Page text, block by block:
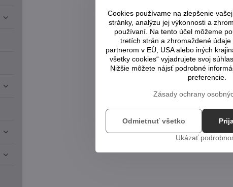
Cookies používame na zlepšenie
stránky, analýzu jej výkonnosti a
používaní. Na tento účel môžeme
tretích strán a zhromaždené
partnerom v EÚ, USA alebo iných
všetky cookies“ vyjadrujete svoj
Nižšie môžete nájsť podrobné
preferencie.
Zásady ochrany
Ukázať
Odmietnuť všetko